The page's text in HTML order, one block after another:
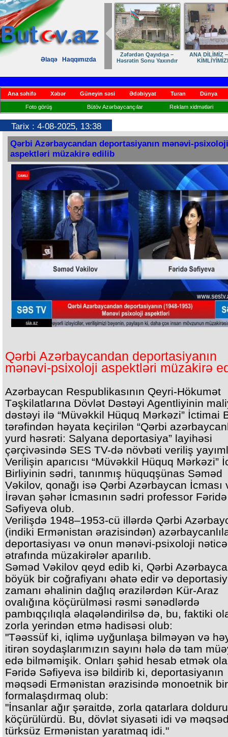
Əlaqə Haqqımızda
Zəfərdən Qayıdışa –
Həsrətin Sonu Yaxındır
ANA DİLİMİZ
Ana səhifə Xəbər Güneyin səsi Ədəbiyyat Turan Dünya
Foto görüş Bütöv Azərbaycançılar Reklam xidmətləri
Tarix : 4-08-2025, 13:38
Qərbi Azərbaycandan deportasiyanın mənəvi-psixoloji
aspektləri müzakirə edilib
Qərbi Azərbaycandan deportasiyanın
mənəvi-psixoloji aspektləri müzakirə
Azərbaycan Respublikasının Qeyri-Hökumət
Təşkilatlarına Dövlət Dəstəyi Agentliyinin
dəstəyi ilə “Müvəkkil Hüquq Mərkəzi” İctimai
tərəfindən həyata keçirilən “Qərbi
yurd həsrəti: Salyana deportasiya” layihəsi
çərçivəsində SES TV-də növbəti veriliş
Verilişin aparıcısı “Müvəkkil Hüquq Mərkəzi”
Birliyinin sədri, tanınmış hüquqşünas Səməd
Vəkilov, qonağı isə Qərbi Azərbaycan İcması
İrəvan şəhər İcmasının sədri professor Fəridə
Səfiyeva olub.
Verilişdə 1948–1953-cü illərdə Qərbi
(indiki Ermənistan ərazisindən)
deportasiyası və onun mənəvi-psixoloji
ətrafında müzakirələr aparılıb.
Səməd Vəkilov qeyd edib ki, Qərbi
böyük bir coğrafiyanı əhatə edir və
zamanı əhalinin dağlıq ərazilərdən Kür-Araz
ovalığına köçürülməsi rəsmi sənədlərdə
pambıqçılıqla əlaqələndirilsə də, bu, faktiki
zorla yerindən etmə hadisəsi olub:
"Təəssüf ki, iqlimə uyğunlaşa bilməyən və
itirən soydaşlarımızın sayını hələ də tam
edə bilməmişik. Onları şəhid hesab etmək
Fəridə Səfiyeva isə bildirib ki, deportasiyanın
məqsədi Ermənistan ərazisində monoetnik
formalaşdırmaq olub:
"İnsanlar ağır şəraitdə, zorla qatarlara
köçürülürdü. Bu, dövlət siyasəti idi və
türksüz Ermənistan yaratmaq idi."